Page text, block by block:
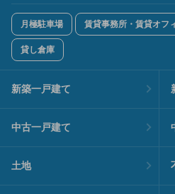
月極駐車場 賃貸事務所・賃貸オフ
貸し倉庫
新築一戸建て
中古一戸建て
土地